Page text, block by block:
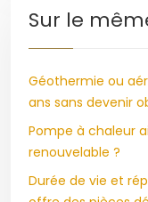
Sur le
Géothermie ou
ans sans devenir
Pompe à chaleur
renouvelable ?
Durée de vie et